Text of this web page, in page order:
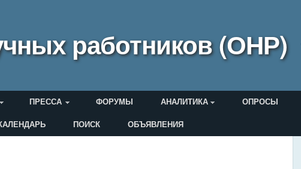
работников (ОНР)
ПРЕССА ФОРУМЫ АНАЛИТИКА ОПРОСЫ
ПОИСК ОБЪЯВЛЕНИЯ